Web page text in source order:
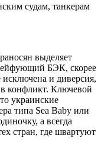
судам, танкерам
выделяет
БЭК, скорее
исключена и диверсия,
конфликт. Ключевой
украинские
типа Sea Baby или
а всегда
стран, где швартуют